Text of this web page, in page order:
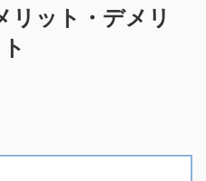
リット・デメリ